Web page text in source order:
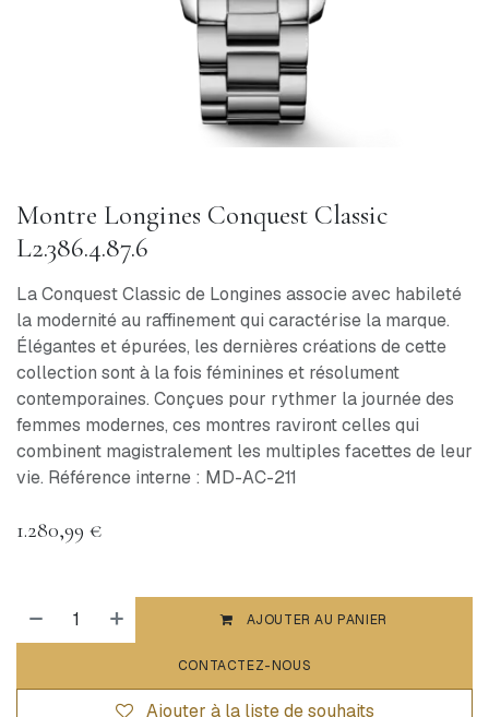
Montre Longines Conquest Classic
L2.386.4.87.6
La Conquest Classic de Longines associe avec habileté
la modernité au raffinement qui caractérise la marque.
Élégantes et épurées, les dernières créations de cette
collection sont à la fois féminines et résolument
contemporaines. Conçues pour rythmer la journée des
femmes modernes, ces montres raviront celles qui
combinent magistralement les multiples facettes de leur
vie. Référence interne : MD-AC-211
1.280,99 €
AJOUTER AU PANIER
CONTACTEZ-NOUS
Ajouter à la liste de souhaits